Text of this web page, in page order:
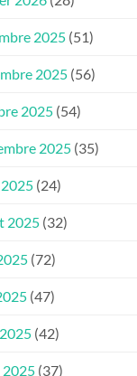
2025 (51)
2025 (56)
2025 (54)
2025 (35)
(24)
2025 (32)
(72)
(47)
(42)
2025 (37)